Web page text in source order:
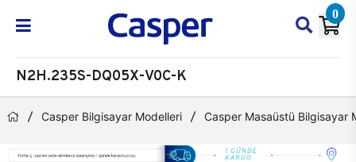
0
N2H.235S-DQ05X-V0C-K
Casper Bilgisayar Modelleri Casper Masaüstü Bilgisayar